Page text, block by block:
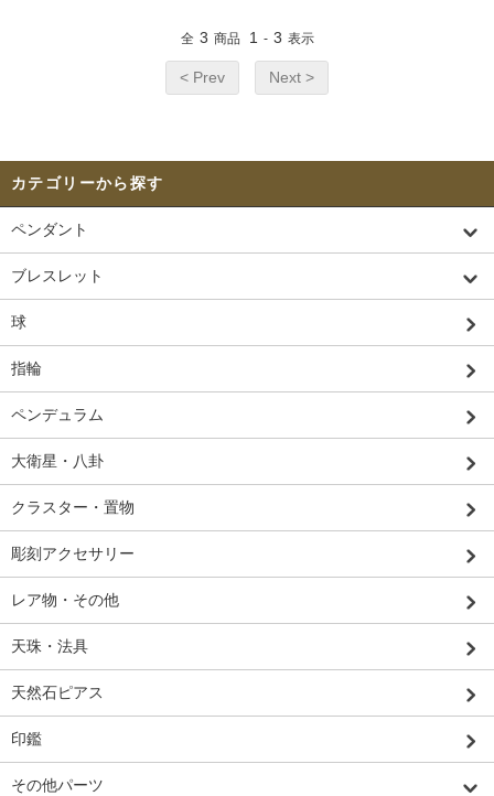
全 3 商品 1 - 3 表示
< Prev Next >
カテゴリーから探す
ペンダント
ブレスレット
球
指輪
ペンデュラム
大衛星・八卦
クラスター・置物
彫刻アクセサリー
レア物・その他
天珠・法具
天然石ピアス
印鑑
その他パーツ